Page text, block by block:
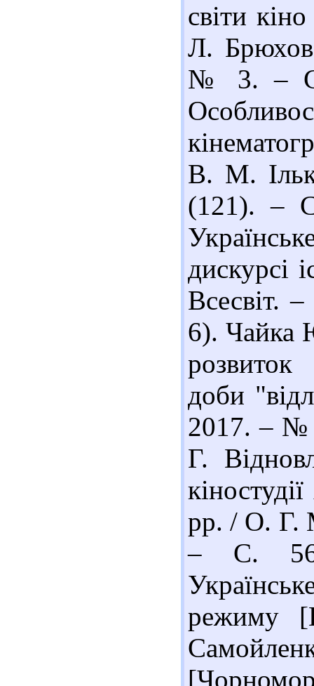
світи
Л.
№ 3. – С.
В. М.
(121). –
дискурсі
Всесвіт.
6). Чайка
розвиток
доби
2017. – №
Г.
рр. / О. Г.
– С. 56-
режиму